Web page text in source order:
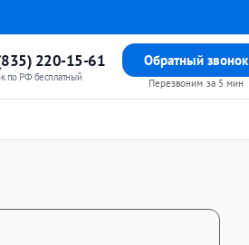
220-15-61
по РФ бесплатный
Обратный звонок
Перезвоним за 5 мин